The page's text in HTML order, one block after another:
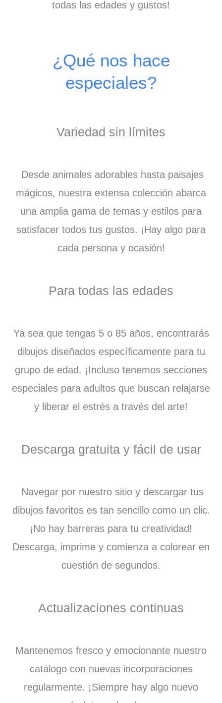
todas las edades y gustos!
¿Qué nos hace
especiales?
Variedad sin límites
Desde animales adorables hasta paisajes
mágicos, nuestra extensa colección abarca
una amplia gama de temas y estilos para
satisfacer todos tus gustos. ¡Hay algo para
cada persona y ocasión!
Para todas las edades
Ya sea que tengas 5 o 85 años, encontrarás
dibujos diseñados específicamente para tu
grupo de edad. ¡Incluso tenemos secciones
especiales para adultos que buscan relajarse
y liberar el estrés a través del arte!
Descarga gratuita y fácil de usar
Navegar por nuestro sitio y descargar tus
dibujos favoritos es tan sencillo como un clic.
¡No hay barreras para tu creatividad!
Descarga, imprime y comienza a colorear en
cuestión de segundos.
Actualizaciones continuas
Mantenemos fresco y emocionante nuestro
catálogo con nuevas incorporaciones
regularmente. ¡Siempre hay algo nuevo